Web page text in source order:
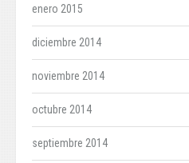
enero 2015
diciembre 2014
noviembre 2014
octubre 2014
septiembre 2014